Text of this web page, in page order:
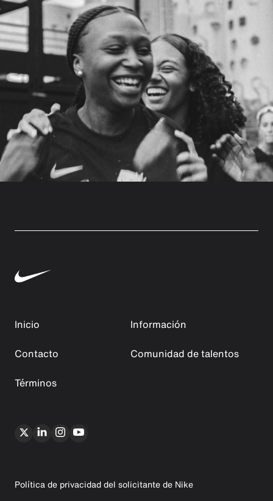
Inicio
Información
Contacto
Comunidad de talentos
Términos
Política de privacidad del solicitante de Nike